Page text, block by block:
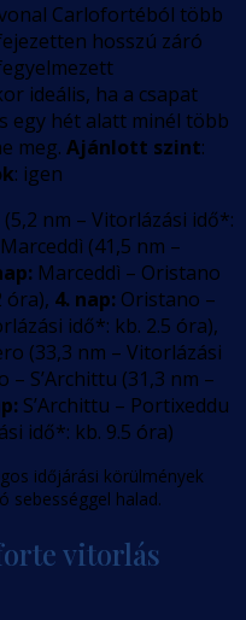
Carlofortéból több
hosszú záró
ideális, ha a csapat
egy hét alatt minél több
meg. Ajánlott szint:
: igen
(5,2 nm – Vitorlázási idő*:
(41,5 nm –
Marceddì – Oristano
óra), 4. nap: Oristano –
idő*: kb. 2.5 óra),
(33,3 nm – Vitorlázási
– S’Archittu (31,3 nm –
S’Archittu – Portixeddu
idő*: kb. 9.5 óra)
időjárási körülmények
sebességgel halad.
vitorlás